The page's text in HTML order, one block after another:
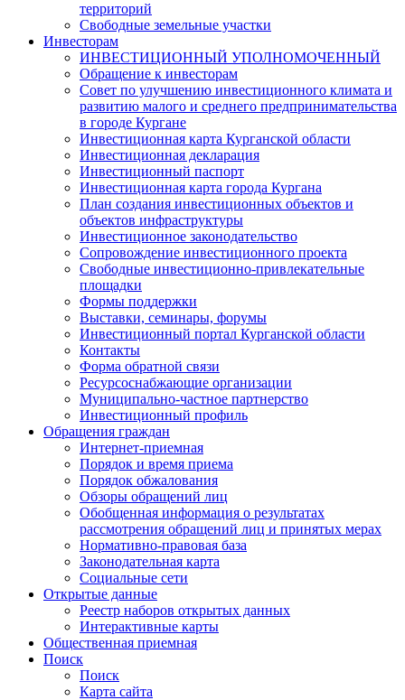
территорий
Свободные земельные участки
Инвесторам
ИНВЕСТИЦИОННЫЙ УПОЛНОМОЧЕННЫЙ
Обращение к инвесторам
Совет по улучшению инвестиционного климата и
развитию малого и среднего предпринимательства
в городе Кургане
Инвестиционная карта Курганской области
Инвестиционная декларация
Инвестиционный паспорт
Инвестиционная карта города Кургана
План создания инвестиционных объектов и
объектов инфраструктуры
Инвестиционное законодательство
Сопровождение инвестиционного проекта
Свободные инвестиционно-привлекательные
площадки
Формы поддержки
Выставки, семинары, форумы
Инвестиционный портал Курганской области
Контакты
Форма обратной связи
Ресурсоснабжающие организации
Муниципально-частное партнерство
Инвестиционный профиль
Обращения граждан
Интернет-приемная
Порядок и время приема
Порядок обжалования
Обзоры обращений лиц
Обобщенная информация о результатах
рассмотрения обращений лиц и принятых мерах
Нормативно-правовая база
Законодательная карта
Социальные сети
Открытые данные
Реестр наборов открытых данных
Интерактивные карты
Общественная приемная
Поиск
Поиск
Карта сайта